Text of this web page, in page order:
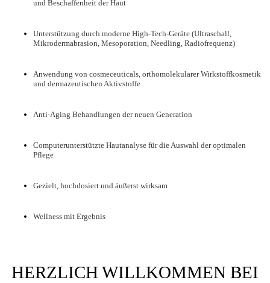
und Beschaffenheit der Haut
Unterstützung durch moderne High-Tech-Geräte (Ultraschall,
Mikrodermabrasion, Mesoporation, Needling, Radiofrequenz)
Anwendung von cosmeceuticals, orthomolekularer Wirkstoffkosmetik
und dermazeutischen Aktivstoffe
Anti-Aging Behandlungen der neuen Generation
Computerunterstützte Hautanalyse für die Auswahl der optimalen
Pflege
Gezielt, hochdosiert und äußerst wirksam
Wellness mit Ergebnis
HERZLICH WILLKOMMEN BEI